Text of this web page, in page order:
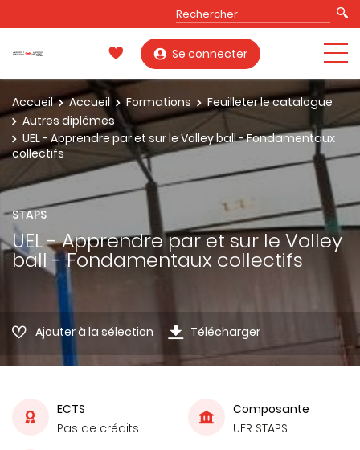
Se connecter
Accueil Accueil Formations
Feuilleter le catalogue
Autres diplômes
UEL - Apprendre par et sur le Volley ball - Fondamentaux
collectifs
STAPS
UEL - Apprendre par et sur le Volley
ball - Fondamentaux collectifs
Ajouter à la sélection Télécharger
ECTS
Pas de crédits
Composante
UFR STAPS